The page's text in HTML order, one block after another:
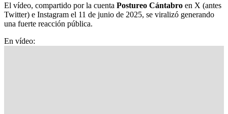
El vídeo, compartido por la cuenta Postureo Cántabro en X (antes
Twitter) e Instagram el 11 de junio de 2025, se viralizó generando
una fuerte reacción pública.
En vídeo: